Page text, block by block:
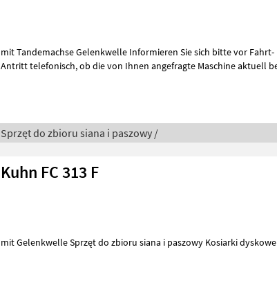
mit Tandemachse Gelenkwelle Informieren Sie sich bitte vor Fahrt-
Antritt telefonisch, ob die von Ihnen angefragte Maschine aktuell bei
Sprzęt do zbioru siana i paszowy /
Kuhn FC 313 F
mit Gelenkwelle Sprzęt do zbioru siana i paszowy Kosiarki dyskowe